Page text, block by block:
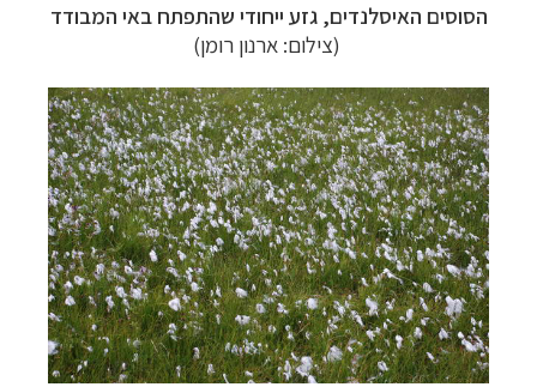
הסוסים האיסלנדים, גזע ייחודי שהתפתח באי המבודד
(צילום: ארנון רומן)